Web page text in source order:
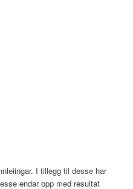
I tillegg til desse har
endar opp med resultat